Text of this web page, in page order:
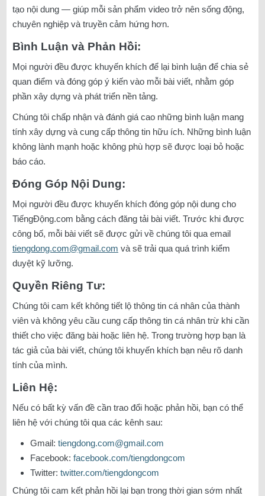
tạo nội dung — giúp mỗi sản phẩm video trở nên sống động,
chuyên nghiệp và truyền cảm hứng hơn.
Bình Luận và Phản Hồi:
Mọi người đều được khuyến khích để lại bình luận để chia sẻ
quan điểm và đóng góp ý kiến vào mỗi bài viết, nhằm góp
phần xây dựng và phát triển nền tảng.
Chúng tôi chấp nhận và đánh giá cao những bình luận mang
tính xây dựng và cung cấp thông tin hữu ích. Những bình luận
không lành mạnh hoặc không phù hợp sẽ được loại bỏ hoặc
báo cáo.
Đóng Góp Nội Dung:
Mọi người đều được khuyến khích đóng góp nội dung cho
TiếngĐộng.com bằng cách đăng tải bài viết. Trước khi được
công bố, mỗi bài viết sẽ được gửi về chúng tôi qua email
tiengdong.com@gmail.com và sẽ trải qua quá trình kiểm
duyệt kỹ lưỡng.
Quyền Riêng Tư:
Chúng tôi cam kết không tiết lộ thông tin cá nhân của thành
viên và không yêu cầu cung cấp thông tin cá nhân trừ khi cần
thiết cho việc đăng bài hoặc liên hệ. Trong trường hợp bạn là
tác giả của bài viết, chúng tôi khuyến khích bạn nêu rõ danh
tính của mình.
Liên Hệ:
Nếu có bất kỳ vấn đề cần trao đổi hoặc phản hồi, bạn có thể
liên hệ với chúng tôi qua các kênh sau:
Gmail: tiengdong.com@gmail.com
Facebook: facebook.com/tiengdongcom
Twitter: twitter.com/tiengdongcom
Chúng tôi cam kết phản hồi lại bạn trong thời gian sớm nhất